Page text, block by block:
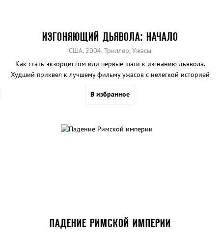
ИЗГОНЯЮЩИЙ ДЬЯВОЛА: НАЧАЛО
США, 2004, Триллер, Ужасы
Как стать экзорцистом или первые шаги к изгнанию дьявола.
Худший приквел к лучшему фильму ужасов с нелегкой историей
В избранное
ПАДЕНИЕ РИМСКОЙ ИМПЕРИИ